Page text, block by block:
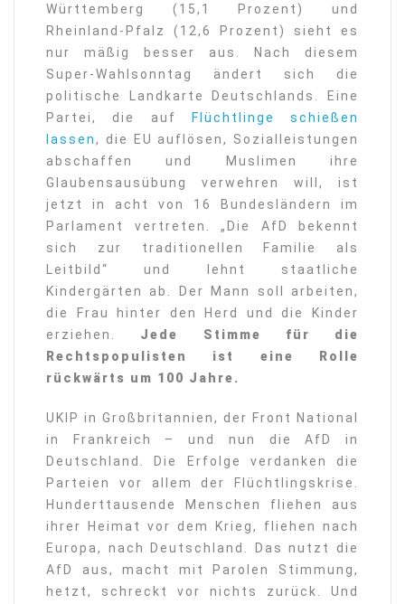
Württemberg (15,1 Prozent) und
Rheinland-Pfalz (12,6 Prozent) sieht es
nur mäßig besser aus. Nach diesem
Super-Wahlsonntag ändert sich die
politische Landkarte Deutschlands. Eine
Partei, die auf Flüchtlinge schießen
lassen, die EU auflösen, Sozialleistungen
abschaffen und Muslimen ihre
Glaubensausübung verwehren will, ist
jetzt in acht von 16 Bundesländern im
Parlament vertreten. „Die AfD bekennt
sich zur traditionellen Familie als
Leitbild“ und lehnt staatliche
Kindergärten ab. Der Mann soll arbeiten,
die Frau hinter den Herd und die Kinder
erziehen. Jede Stimme für die
Rechtspopulisten ist eine Rolle
rückwärts um 100 Jahre.
UKIP in Großbritannien, der Front National
in Frankreich – und nun die AfD in
Deutschland. Die Erfolge verdanken die
Parteien vor allem der Flüchtlingskrise.
Hunderttausende Menschen fliehen aus
ihrer Heimat vor dem Krieg, fliehen nach
Europa, nach Deutschland. Das nutzt die
AfD aus, macht mit Parolen Stimmung,
hetzt, schreckt vor nichts zurück. Und